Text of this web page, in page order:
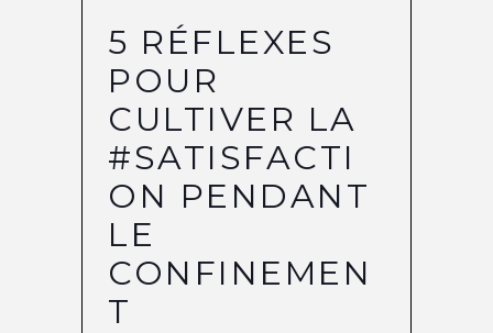
5 RÉFLEXES
POUR
CULTIVER LA
#SATISFACTI
ON PENDANT
LE
CONFINEMEN
T